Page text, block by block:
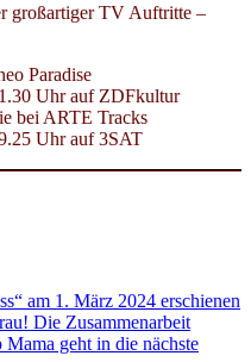
großartiger TV Auftritte –
Paradise
Uhr auf ZDFkultur
bei ARTE Tracks
Uhr auf 3SAT
am 1. März 2024 erschienen
Die Zusammenarbeit
geht in die nächste